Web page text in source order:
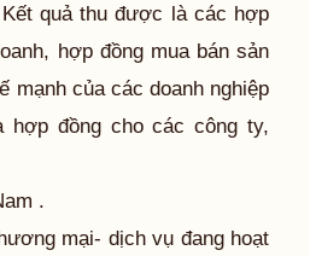
quả thu được là các hợp
hợp đồng mua bán sản
mạnh của các doanh nghiệp
đồng cho các công ty,
.
mại- dịch vụ đang hoạt